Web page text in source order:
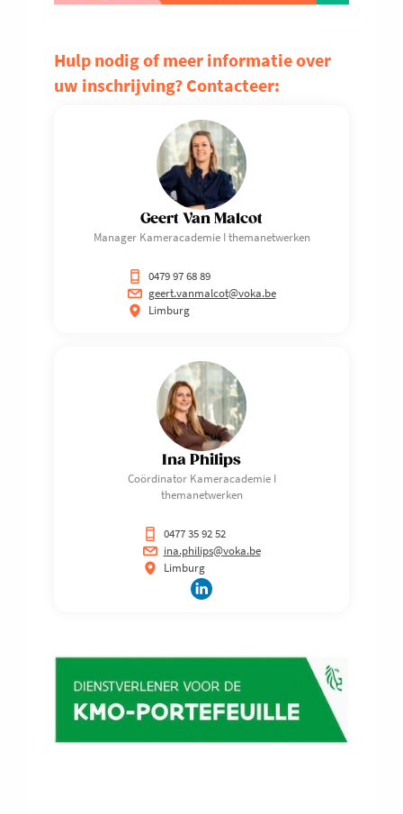
Hulp nodig of meer informatie over
uw inschrijving? Contacteer:
Geert Van Malcot
Manager Kameracademie I themanetwerken
0479 97 68 89
geert.vanmalcot@voka.be
Limburg
Ina Philips
Coördinator Kameracademie I
themanetwerken
0477 35 92 52
ina.philips@voka.be
Limburg